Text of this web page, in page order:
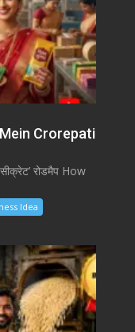
Crorepati
रोडमैप How
Idea